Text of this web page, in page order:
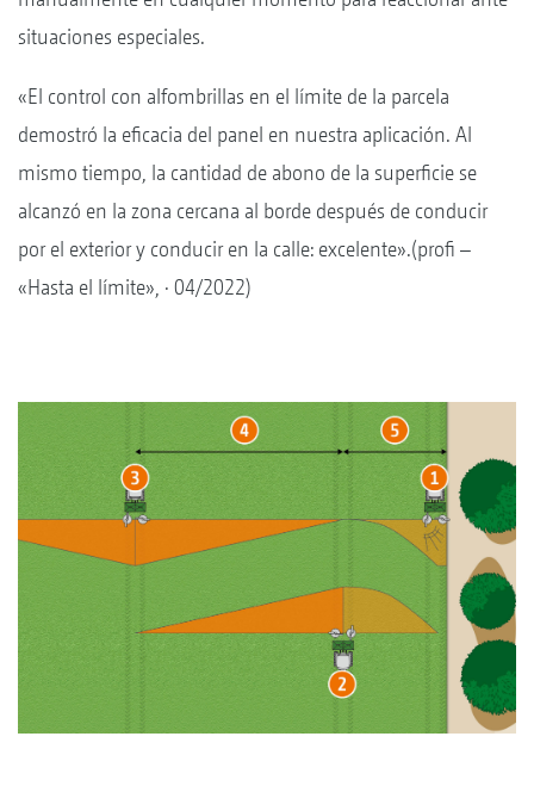
situaciones especiales.
«El control con alfombrillas en el límite de la parcela
demostró la eficacia del panel en nuestra aplicación. Al
mismo tiempo, la cantidad de abono de la superficie se
alcanzó en la zona cercana al borde después de conducir
por el exterior y conducir en la calle: excelente».(profi –
«Hasta el límite», · 04/2022)